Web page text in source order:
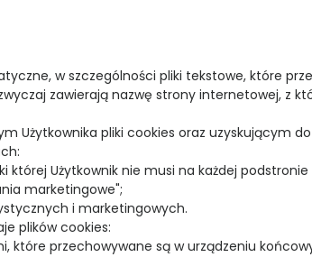
w szczególności pliki tekstowe, które
zawierają nazwę strony internetowej, z
Użytkownika pliki cookies oraz uzyskującym
Użytkownik nie musi na każdej podstronie
marketingowe";
i marketingowych.
plików cookies:
które przechowywane są w urządzeniu